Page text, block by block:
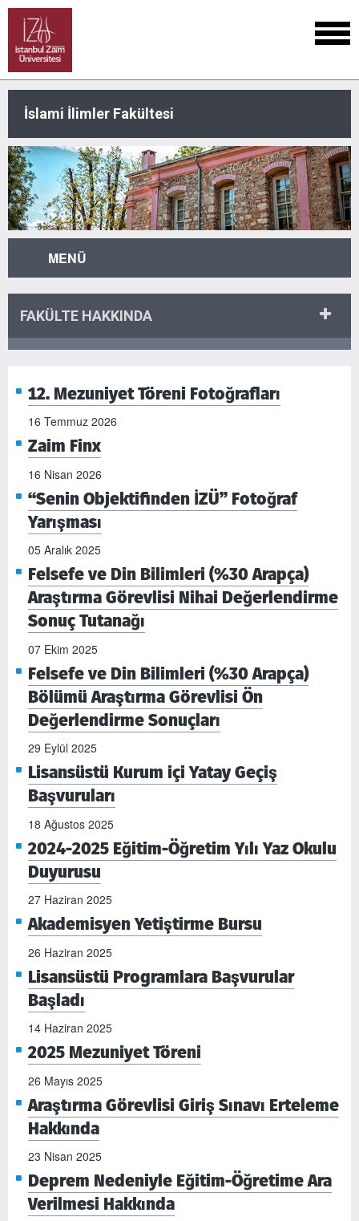
İslami İlimler Fakültesi
MENÜ
FAKÜLTE HAKKINDA
12. Mezuniyet Töreni Fotoğrafları
16 Temmuz 2026
Zaim Finx
16 Nisan 2026
“Senin Objektifinden İZÜ” Fotoğraf
Yarışması
05 Aralık 2025
Felsefe ve Din Bilimleri (%30 Arapça)
Araştırma Görevlisi Nihai Değerlendirme
Sonuç Tutanağı
07 Ekim 2025
Felsefe ve Din Bilimleri (%30 Arapça)
Bölümü Araştırma Görevlisi Ön
Değerlendirme Sonuçları
29 Eylül 2025
Lisansüstü Kurum içi Yatay Geçiş
Başvuruları
18 Ağustos 2025
2024-2025 Eğitim-Öğretim Yılı Yaz Okulu
Duyurusu
27 Haziran 2025
Akademisyen Yetiştirme Bursu
26 Haziran 2025
Lisansüstü Programlara Başvurular
Başladı
14 Haziran 2025
2025 Mezuniyet Töreni
26 Mayıs 2025
Araştırma Görevlisi Giriş Sınavı Erteleme
Hakkında
23 Nisan 2025
Deprem Nedeniyle Eğitim-Öğretime Ara
Verilmesi Hakkında